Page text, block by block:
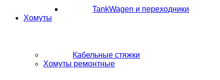
TankWagen и переходники
Хомуты
Кабельные стяжки
Хомуты ремонтные